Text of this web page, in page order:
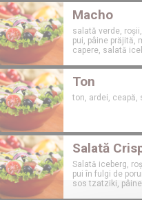
Macho
salată verde,
pui, pâine prăjită,
capere, salată
Ton
ton, ardei, ceapă,
Salată
Salată iceberg,
pui în fulgi de
sos tzatziki,